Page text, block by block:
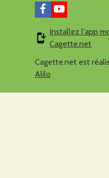
Installez l'app
Cagette.net
Cagette.net est
Alilo